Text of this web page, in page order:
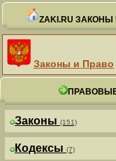
ZAKI.RU
Законы и Право
Законы (151)
Кодексы (7)